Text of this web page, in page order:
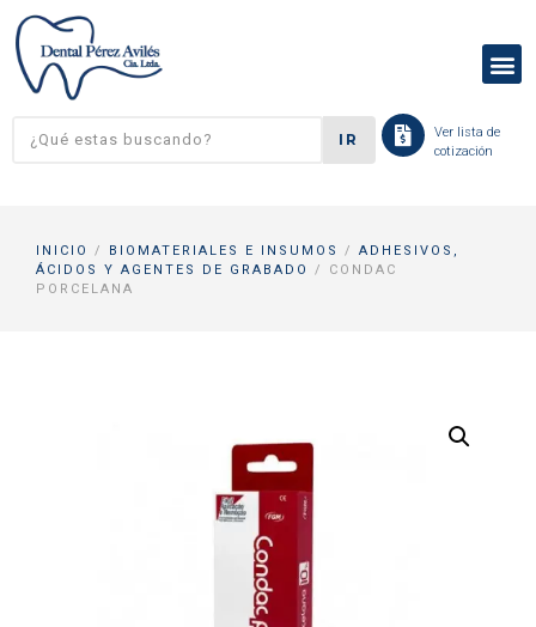
IR
Ver lista de
cotización
INICIO / BIOMATERIALES E INSUMOS / ADHESIVOS,
ÁCIDOS Y AGENTES DE GRABADO
/ CONDAC
PORCELANA